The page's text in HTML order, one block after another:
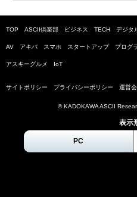
TOP ASCII倶楽部 ビジネス TECH デジタ
AV アキバ スマホ スタートアップ プログ
アスキーグルメ IoT
サイトポリシー プライバシーポリシー 運営
© KADOKAWA ASCII
表示
PC